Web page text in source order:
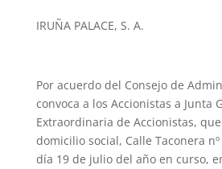
IRUÑA PALACE, S. A.
Por acuerdo del Consejo de
convoca a los Accionistas a Junta
Extraordinaria de Accionistas,
domicilio social, Calle Taconera
día 19 de julio del año en curso,